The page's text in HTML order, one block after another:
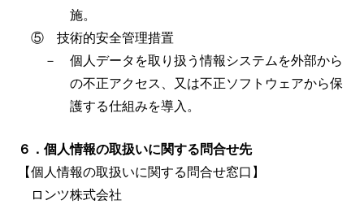
施。
⑤ 技術的安全管理措置
－ 個人データを取り扱う情報システムを外部から
の不正アクセス、又は不正ソフトウェアから保
護する仕組みを導入。
６．個人情報の取扱いに関する問合せ先
【個人情報の取扱いに関する問合せ窓口】
ロンツ株式会社